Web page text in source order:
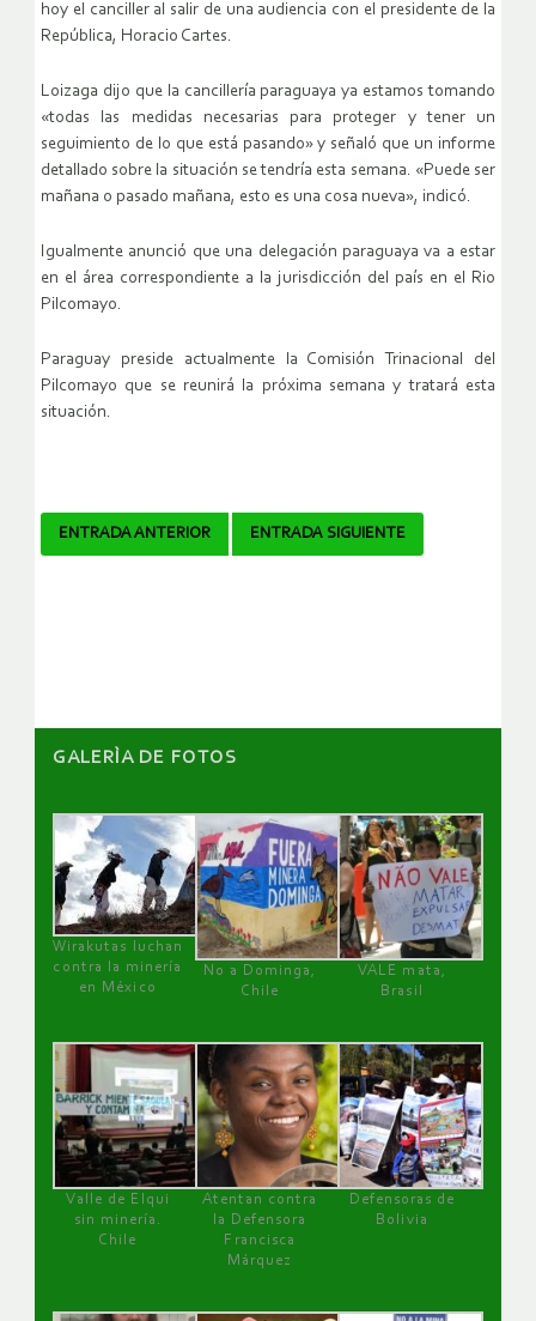
hoy el canciller al salir de una audiencia con el presidente de la
República, Horacio Cartes.
Loizaga dijo que la cancillería paraguaya ya estamos tomando
«todas las medidas necesarias para proteger y tener un
seguimiento de lo que está pasando» y señaló que un informe
detallado sobre la situación se tendría esta semana. «Puede ser
mañana o pasado mañana, esto es una cosa nueva», indicó.
Igualmente anunció que una delegación paraguaya va a estar
en el área correspondiente a la jurisdicción del país en el Rio
Pilcomayo.
Paraguay preside actualmente la Comisión Trinacional del
Pilcomayo que se reunirá la próxima semana y tratará esta
situación.
Navegador
ENTRADA ANTERIOR ENTRADA SIGUIENTE
GALERÌA DE FOTOS
Wirakutas luchan
contra la minería
en México
No a Dominga,
Chile
VALE mata,
Brasil
Valle de Elqui
sin minería.
Chile
Atentan contra
la Defensora
Francisca
Márquez
Defensoras de
Bolivia